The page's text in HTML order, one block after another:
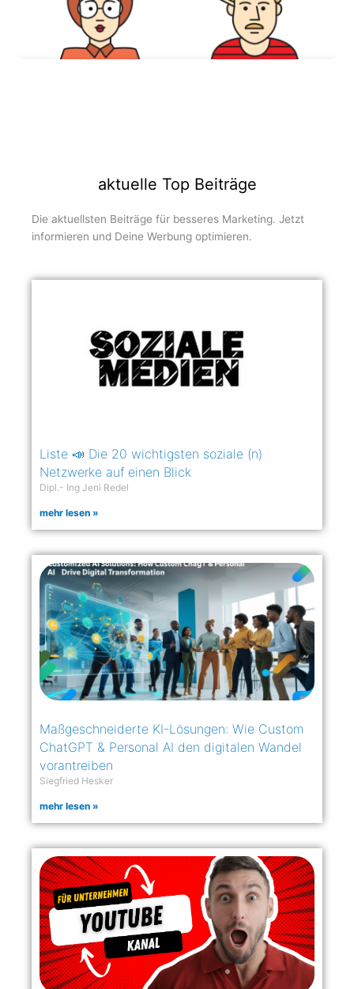
aktuelle Top Beiträge
Die aktuellsten Beiträge für besseres Marketing. Jetzt
informieren und Deine Werbung optimieren.
Liste 📣 Die 20 wichtigsten soziale (n)
Netzwerke auf einen Blick
Dipl.- Ing Jeni Redel
mehr lesen »
Maßgeschneiderte KI-Lösungen: Wie Custom
ChatGPT & Personal AI den digitalen Wandel
vorantreiben
Siegfried Hesker
mehr lesen »